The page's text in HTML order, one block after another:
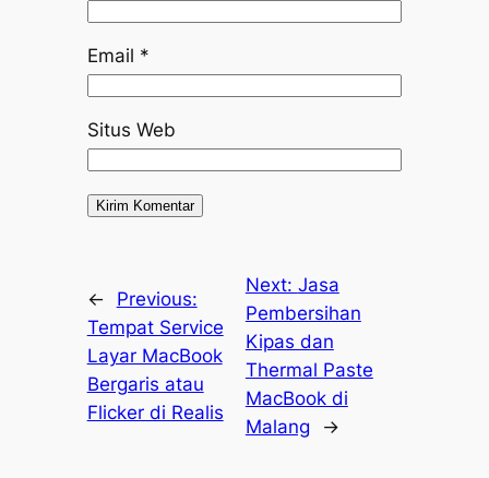
Email *
Situs Web
←
Previous:
Tempat Service
Layar MacBook
Bergaris atau
Flicker di Realis
Next: Jasa
Pembersihan
Kipas dan
Thermal Paste
MacBook di
Malang
→